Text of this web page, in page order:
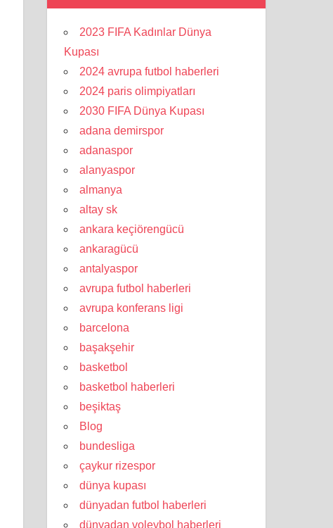
2023 FIFA Kadınlar Dünya
Kupası
2024 avrupa futbol haberleri
2024 paris olimpiyatları
2030 FIFA Dünya Kupası
adana demirspor
adanaspor
alanyaspor
almanya
altay sk
ankara keçiörengücü
ankaragücü
antalyaspor
avrupa futbol haberleri
avrupa konferans ligi
barcelona
başakşehir
basketbol
basketbol haberleri
beşiktaş
Blog
bundesliga
çaykur rizespor
dünya kupası
dünyadan futbol haberleri
dünyadan voleybol haberleri